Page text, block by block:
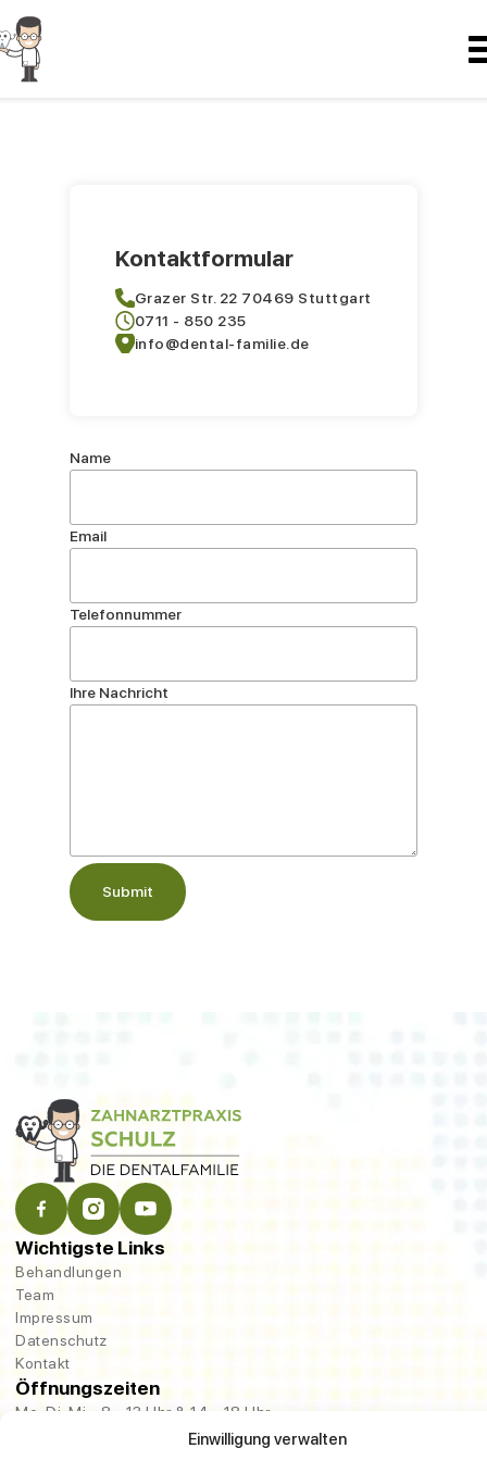
Einwilligung verwalten
Kontaktformular
Grazer Str. 22 70469 Stuttgart
0711 - 850 235
info@dental-familie.de
Name
Email
Telefonnummer
Ihre Nachricht
Submit
Wichtigste Links
Behandlungen
Team
Impressum
Datenschutz
Kontakt
Öffnungszeiten
Mo, Di, Mi - 8 - 13 Uhr & 14 - 18 Uhr
Do 8 - 14 Uhr & 15 - 20 Uhr